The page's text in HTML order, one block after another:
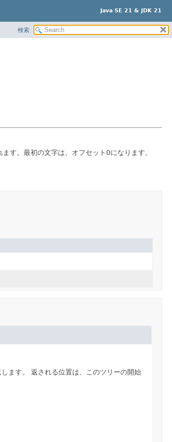
Java SE 21 & JDK 21
検索
す。最初の文字は、オフセット0になります。
ます。
返される位置は、このツリーの開始